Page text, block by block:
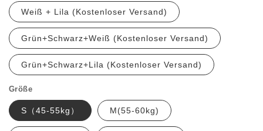
Weiß + Lila (Kostenloser Versand)
Grün+Schwarz+Weiß (Kostenloser Versand)
Grün+Schwarz+Lila (Kostenloser Versand)
Größe
S（45-55kg） M(55-60kg)